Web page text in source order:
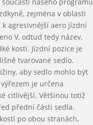
zejména v oblasti
agresivnější aero jízdní
V, odtud tedy název.
kosti. Jízdní pozice je
tvarované sedlo.
aby sedlo mohlo být
je určena
citlivější. Většinou totiž
přední části sedla.
po obou stranách,